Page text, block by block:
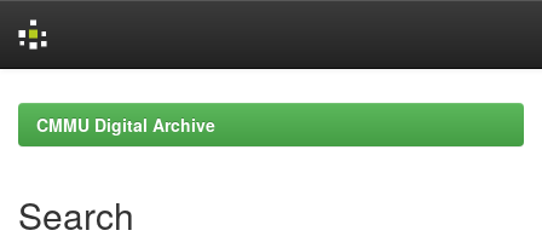
navigationCMMU Digital Archive
Search